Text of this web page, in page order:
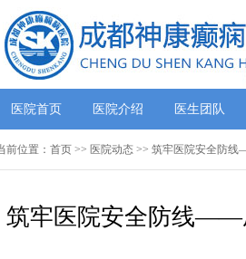
医院首页 医院介绍 医生团队
前位置： 首页 >> 医院动态 >> 筑牢医院安全防
筑牢医院安全防线——